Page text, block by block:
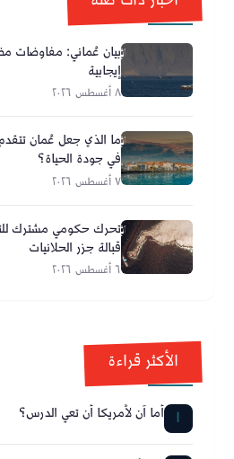
بيان عُماني: مفاوضات
إيجابية
٨ أغسطس ٢٠٢٦
ما الذي جعل عُمان تتقدم
في جودة الحياة؟
٧ أغسطس ٢٠٢٦
تحرك حكومي مشترك
قبالة جزر الحلانيات
٦ أغسطس ٢٠٢٦
الأكثر قراءة
1 أما آن لأمريكا أن تعي الدرس؟